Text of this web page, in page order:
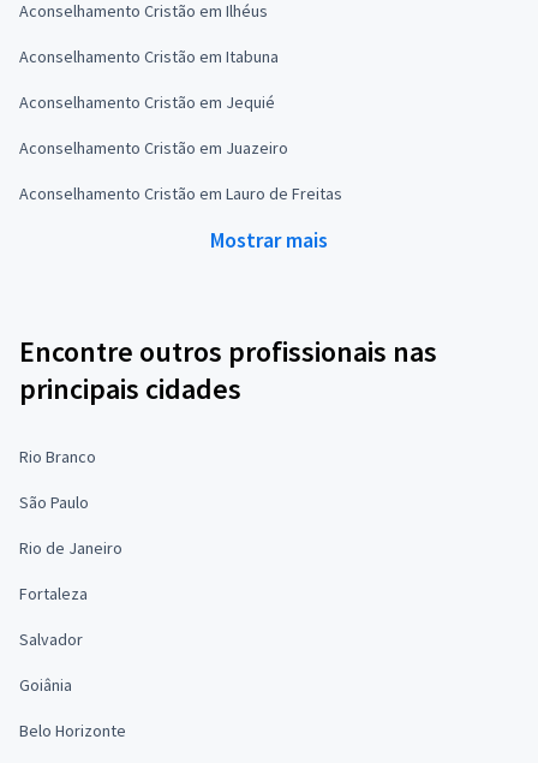
Aconselhamento Cristão em Ilhéus
Aconselhamento Cristão em Itabuna
Aconselhamento Cristão em Jequié
Aconselhamento Cristão em Juazeiro
Aconselhamento Cristão em Lauro de Freitas
Mostrar mais
Encontre outros profissionais nas
principais cidades
Rio Branco
São Paulo
Rio de Janeiro
Fortaleza
Salvador
Goiânia
Belo Horizonte